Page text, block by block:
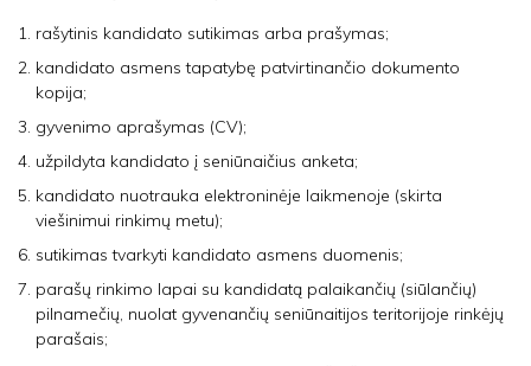
rašytinis kandidato sutikimas arba prašymas;
kandidato asmens tapatybę patvirtinančio dokumento
kopija;
gyvenimo aprašymas (CV);
užpildyta kandidato į seniūnaičius anketa;
kandidato nuotrauka elektroninėje laikmenoje (skirta
viešinimui rinkimų metu);
sutikimas tvarkyti kandidato asmens duomenis;
parašų rinkimo lapai su kandidatą palaikančių (siūlančių)
pilnamečių, nuolat gyvenančių seniūnaitijos teritorijoje rinkėjų
parašais;